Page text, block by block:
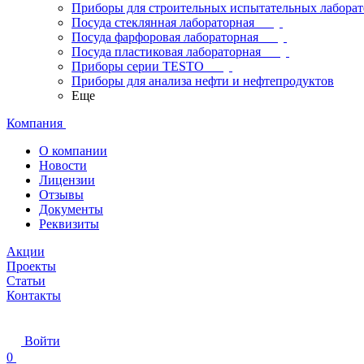
Приборы для строительных испытательных
Посуда стеклянная лабораторная
Посуда фарфоровая лабораторная
Посуда пластиковая лабораторная
Приборы серии TESTO
Приборы для анализа нефти и нефтепродуктов
Еще
Компания
О компании
Новости
Лицензии
Отзывы
Документы
Реквизиты
Акции
Проекты
Статьи
Контакты
Войти
0